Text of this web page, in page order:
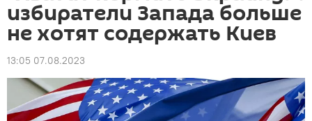
избиратели Запада больше
не хотят содержать Киев
13:05 07.08.2023